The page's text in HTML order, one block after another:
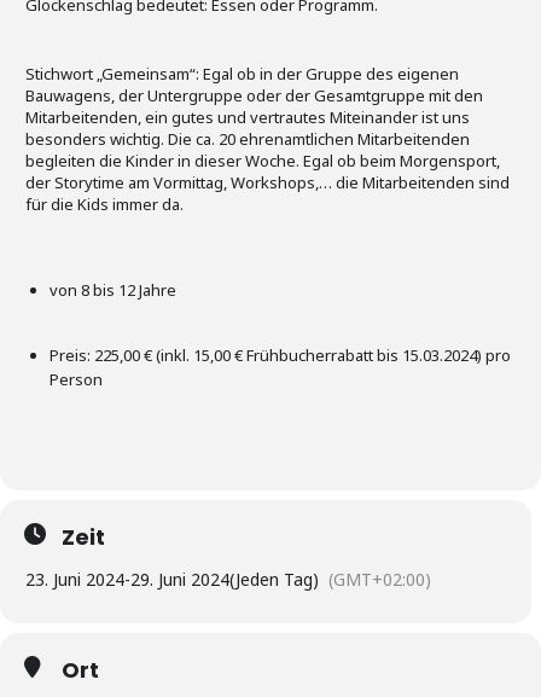
Glockenschlag bedeutet: Essen oder Programm.
Stichwort „Gemeinsam“: Egal ob in der Gruppe des eigenen
Bauwagens, der Untergruppe oder der Gesamtgruppe mit den
Mitarbeitenden, ein gutes und vertrautes Miteinander ist uns
besonders wichtig. Die ca. 20 ehrenamtlichen Mitarbeitenden
begleiten die Kinder in dieser Woche. Egal ob beim Morgensport,
der Storytime am Vormittag, Workshops,… die Mitarbeitenden sind
für die Kids immer da.
von 8 bis 12 Jahre
Preis: 225,00 € (inkl. 15,00 € Frühbucherrabatt bis 15.03.2024) pro
Person
Zeit
23. Juni 2024-29. Juni 2024(Jeden Tag) (GMT+02:00)
Ort